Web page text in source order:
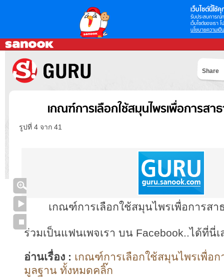
เว็บไซต์นี้ใช้คุ
รับประสบการณ์
เว็บไซต์ของเรา
นโยบายความเป็
Share
เกณฑ์การเลือกใช้สมุนไพรเพื่อการส
รูปที่ 4 จาก 41
เกณฑ์การเลือกใช้สมุนไพรเพื่อการส
ร่วมเป็นแฟนเพจเรา บน Facebook..ได้ที่นี่เ
อ่านเรื่อง : เกณฑ์การเลือกใช้สมุนไพรเพื่อ
มูลฐาน ทั้งหมดคลิ๊ก